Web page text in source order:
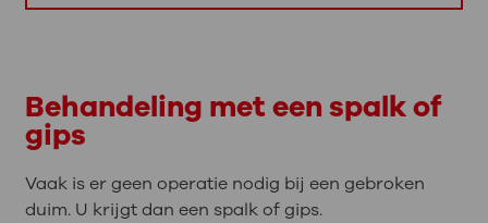
Behandeling met een spalk of
gips
Vaak is er geen operatie nodig bij een gebroken
duim. U krijgt dan een spalk of gips.